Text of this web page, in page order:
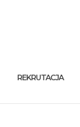
REKRUTACJA